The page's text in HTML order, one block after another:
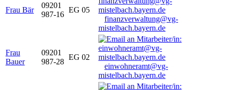
Frau Bär
09201
987-16
EG 05
finanzverwaltung@vg-
mistelbach.bayern.de
Frau
Bauer
09201
987-28
EG 02
einwohneramt@vg-
mistelbach.bayern.de